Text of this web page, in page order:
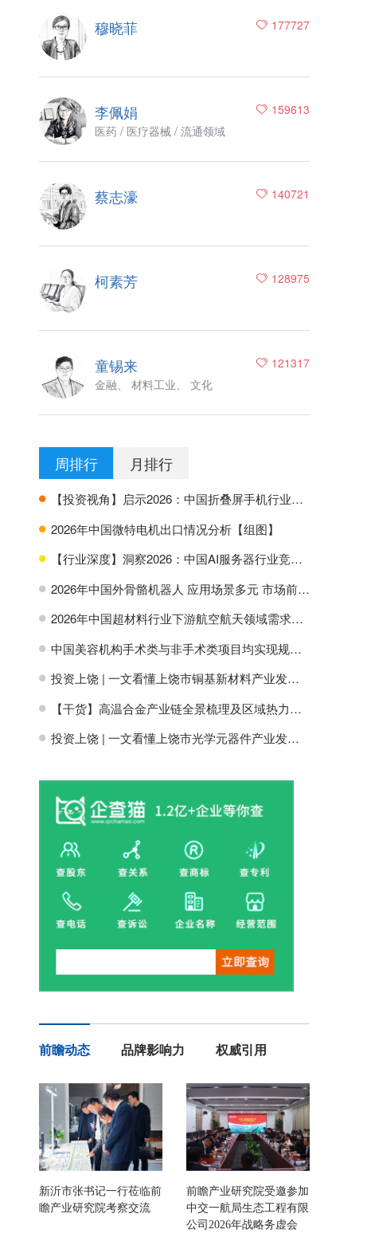
177727
穆晓菲
159613
李佩娟
医药 / 医疗器械 / 流通领域
140721
蔡志濠
128975
柯素芳
121317
童锡来
金融、 材料工业、 文化
周排行 月排行
H 【投资视角】启示2026：中国折叠屏手机行业投融资及兼并重组分析
H 2026年中国微特电机出口情况分析【组图】
H 【行业深度】洞察2026：中国AI服务器行业竞争格局及市场份额
H 2026年中国外骨骼机器人 应用场景多元 市场前景广阔【组图】
H 2026年中国超材料行业下游航空航天领域需求分析【组图】
H 中国美容机构手术类与非手术类项目均实现规模增长【组图】
H 投资上饶 | 一文看懂上饶市铜基新材料产业发展现状与投资机会前瞻
H 【干货】高温合金产业链全景梳理及区域热力地图
H 投资上饶 | 一文看懂上饶市光学元器件产业发展现状与投资机会前瞻
前瞻动态 品牌影响力 权威引用
新沂市张书记一行莅临前
瞻产业研究院考察交流
前瞻产业研究院受邀参加
中交一航局生态工程有限
公司2026年战略务虚会